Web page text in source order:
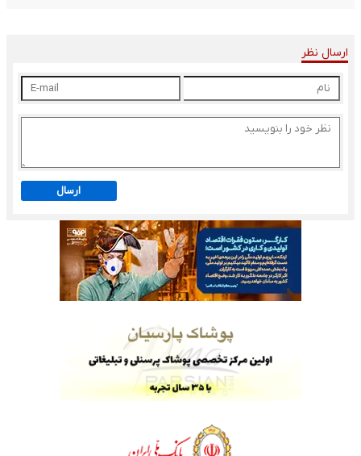
ارسال نظر
ارسال